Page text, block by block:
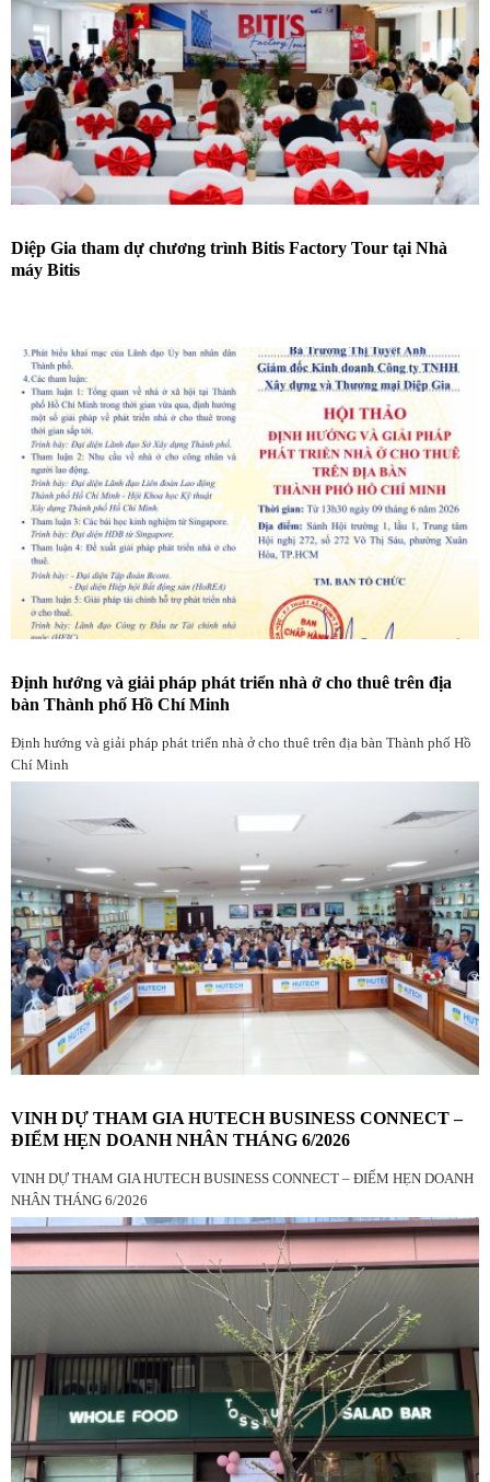
Diệp Gia tham dự chương trình Bitis Factory Tour tại Nhà
máy Bitis
Định hướng và giải pháp phát triển nhà ở cho thuê trên địa
bàn Thành phố Hồ Chí Minh
Định hướng và giải pháp phát triển nhà ở cho thuê trên địa bàn Thành phố Hồ
Chí Minh
VINH DỰ THAM GIA HUTECH BUSINESS CONNECT –
ĐIỂM HẸN DOANH NHÂN THÁNG 6/2026
VINH DỰ THAM GIA HUTECH BUSINESS CONNECT – ĐIỂM HẸN DOANH
NHÂN THÁNG 6/2026